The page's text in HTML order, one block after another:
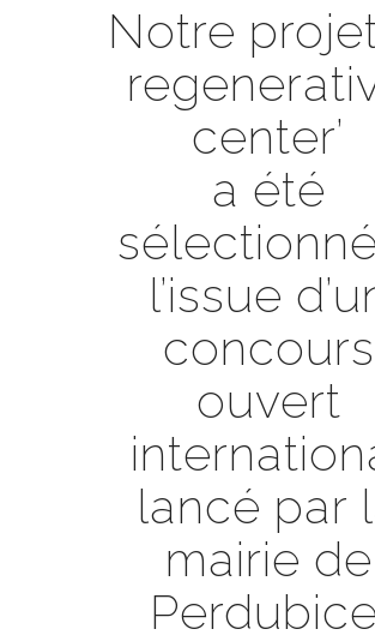
Notre projet
center’
a été
l’issue
concours
ouvert
lancé par
mairie de